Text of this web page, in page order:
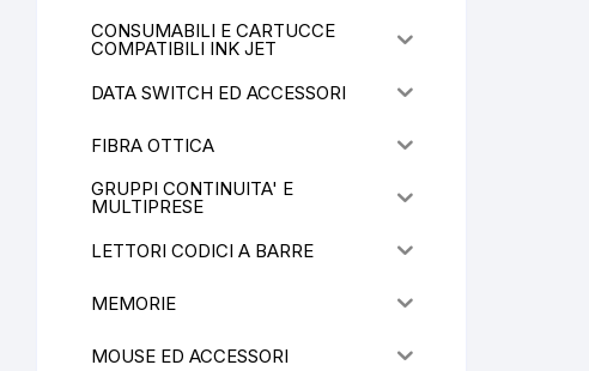
CONSUMABILI E CARTUCCE
COMPATIBILI INK JET
DATA SWITCH ED ACCESSORI
FIBRA OTTICA
GRUPPI CONTINUITA' E
MULTIPRESE
LETTORI CODICI A BARRE
MEMORIE
MOUSE ED ACCESSORI